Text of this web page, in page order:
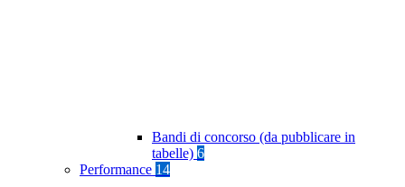
Bandi di concorso (da pubblicare in
tabelle) 6
Performance 14